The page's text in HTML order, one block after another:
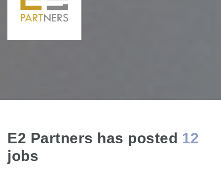
E2 Partners has posted 12
jobs